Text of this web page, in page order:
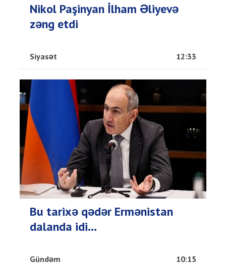
Nikol Paşinyan İlham Əliyevə
zəng etdi
Siyasət 12:33
Bu tarixə qədər Ermənistan
dalanda idi...
Gündəm 10:15